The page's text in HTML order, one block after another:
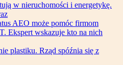
w nieruchomości i energetykę.
AEO może pomóc firmom
Ekspert wskazuje kto na nich
plastiku. Rząd spóźnia się z